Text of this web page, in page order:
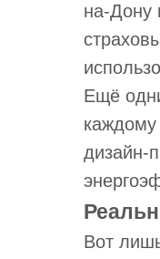
на-Дону
Ещё
каждому
дизайн-
Вот